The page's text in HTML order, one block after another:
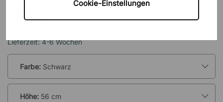
Cookie-Einstellungen
554 €
Lieferzeit: 4-6 Wochen
Farbe: Schwarz
Höhe: 56 cm